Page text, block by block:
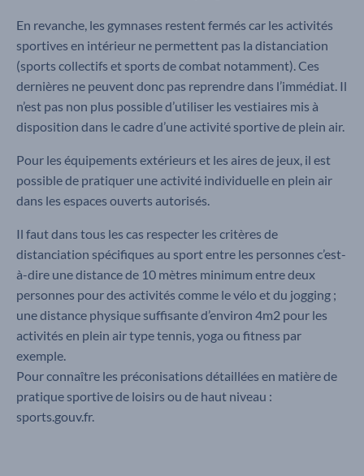
En revanche, les gymnases restent fermés car les activités
sportives en intérieur ne permettent pas la distanciation
(sports collectifs et sports de combat notamment). Ces
dernières ne peuvent donc pas reprendre dans l’immédiat. Il
n’est pas non plus possible d’utiliser les vestiaires mis à
disposition dans le cadre d’une activité sportive de plein air.
Pour les équipements extérieurs et les aires de jeux, il est
possible de pratiquer une activité individuelle en plein air
dans les espaces ouverts autorisés.
Il faut dans tous les cas respecter les critères de
distanciation spécifiques au sport entre les personnes c’est-
à-dire une distance de 10 mètres minimum entre deux
personnes pour des activités comme le vélo et du jogging ;
une distance physique suffisante d’environ 4m2 pour les
activités en plein air type tennis, yoga ou fitness par
exemple.
Pour connaître les préconisations détaillées en matière de
pratique sportive de loisirs ou de haut niveau :
sports.gouv.fr.